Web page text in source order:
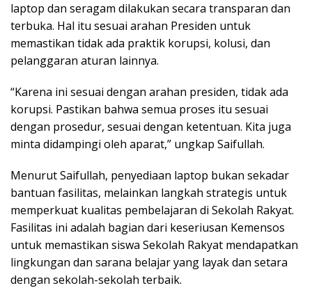
laptop dan seragam dilakukan secara transparan dan
terbuka. Hal itu sesuai arahan Presiden untuk
memastikan tidak ada praktik korupsi, kolusi, dan
pelanggaran aturan lainnya.
“Karena ini sesuai dengan arahan presiden, tidak ada
korupsi. Pastikan bahwa semua proses itu sesuai
dengan prosedur, sesuai dengan ketentuan. Kita juga
minta didampingi oleh aparat,” ungkap Saifullah.
Menurut Saifullah, penyediaan laptop bukan sekadar
bantuan fasilitas, melainkan langkah strategis untuk
memperkuat kualitas pembelajaran di Sekolah Rakyat.
Fasilitas ini adalah bagian dari keseriusan Kemensos
untuk memastikan siswa Sekolah Rakyat mendapatkan
lingkungan dan sarana belajar yang layak dan setara
dengan sekolah-sekolah terbaik.